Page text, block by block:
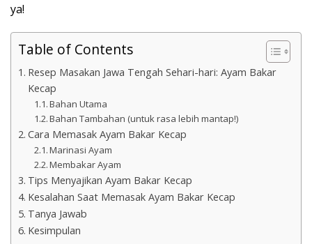
ya!
Table of Contents
Resep Masakan Jawa Tengah Sehari-hari: Ayam Bakar
Kecap
Bahan Utama
Bahan Tambahan (untuk rasa lebih mantap!)
Cara Memasak Ayam Bakar Kecap
Marinasi Ayam
Membakar Ayam
Tips Menyajikan Ayam Bakar Kecap
Kesalahan Saat Memasak Ayam Bakar Kecap
Tanya Jawab
Kesimpulan